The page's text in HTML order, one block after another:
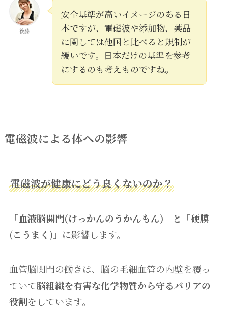
後藤
安全基準が高いイメージのある日
本ですが、電磁波や添加物、薬品
に関しては他国と比べると規制が
緩いです。日本だけの基準を参考
にするのも考えものですね。
電磁波による体への影響
電磁波が健康にどう良くないのか？
「血液脳関門(けっかんのうかんもん)」と「硬膜
(こうまく )」に影響します。
血管脳関門の働きは、脳の毛細血管の内壁を覆っ
ていて脳組織を有害な化学物質から守るバリアの
役割をしています。